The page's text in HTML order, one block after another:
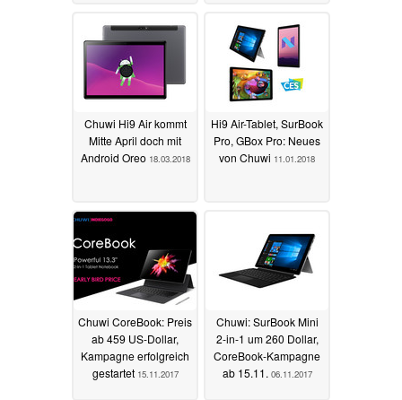
Chuwi Hi9 Air kommt
Mitte April doch mit
Android Oreo 18.03.2018
Hi9 Air-Tablet, SurBook
Pro, GBox Pro: Neues
von Chuwi 11.01.2018
Chuwi CoreBook: Preis
ab 459 US-Dollar,
Kampagne erfolgreich
gestartet 15.11.2017
Chuwi: SurBook Mini
2-in-1 um 260 Dollar,
CoreBook-Kampagne
ab 15.11. 06.11.2017